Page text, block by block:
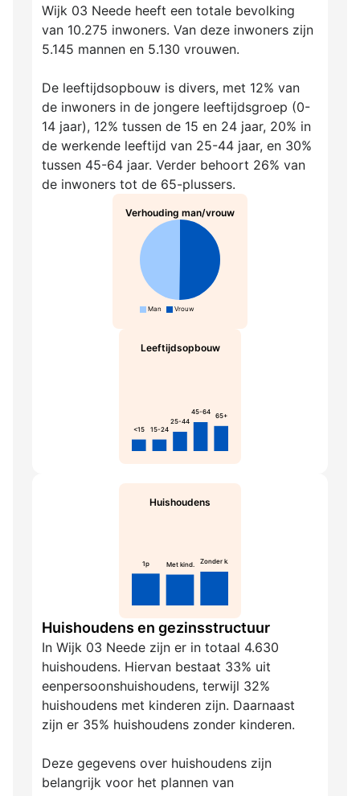
Wijk 03 Neede heeft een totale bevolking
van 10.275 inwoners. Van deze inwoners zijn
5.145 mannen en 5.130 vrouwen.
De leeftijdsopbouw is divers, met 12% van
de inwoners in de jongere leeftijdsgroep (0-
14 jaar), 12% tussen de 15 en 24 jaar, 20% in
de werkende leeftijd van 25-44 jaar, en 30%
tussen 45-64 jaar. Verder behoort 26% van
de inwoners tot de 65-plussers.
Verhouding man/vrouw
Man Vrouw
Leeftijdsopbouw
<15 15-24
25-44
45-64 65+
Huishoudens
1p Met kind. Zonder k.
Huishoudens en gezinsstructuur
In Wijk 03 Neede zijn er in totaal 4.630
huishoudens. Hiervan bestaat 33% uit
eenpersoonshuishoudens, terwijl 32%
huishoudens met kinderen zijn. Daarnaast
zijn er 35% huishoudens zonder kinderen.
Deze gegevens over huishoudens zijn
belangrijk voor het plannen van